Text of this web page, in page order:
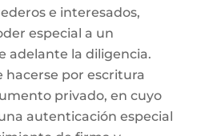
e interesados,
especial a un
adelante la diligencia.
hacerse por escritura
privado, en cuyo
autenticación especial